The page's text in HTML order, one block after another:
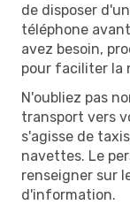
de disposer
téléphone
avez besoin,
pour faciliter la
N'oubliez pas
transport vers
s'agisse de
navettes. Le
renseigner sur
d'information.